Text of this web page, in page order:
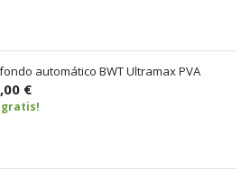
automático BWT Ultramax PVA
€
gratis!